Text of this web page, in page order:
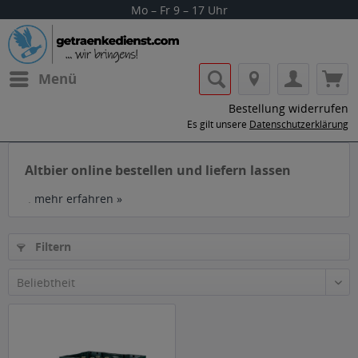
Mo – Fr 9 – 17 Uhr
Menü
Bestellung widerrufen
Es gilt unsere Datenschutzerklärung
Altbier online bestellen und liefern lassen
. mehr erfahren »
Filtern